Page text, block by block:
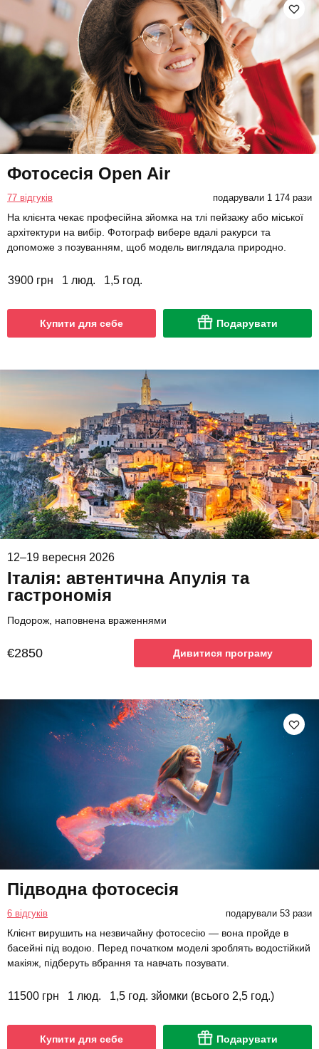
Фотосесія Open Air
77 відгуків подарували 1 174 рази
На клієнта чекає професійна зйомка на тлі пейзажу або міської
архітектури на вибір. Фотограф вибере вдалі ракурси та
допоможе з позуванням, щоб модель виглядала природно.
3900 грн 1 люд. 1,5 год.
Купити для себе Подарувати
12–19 вересня 2026
Італія: автентична Апулія та
гастрономія
Подорож, наповнена враженнями
€2850 Дивитися програму
Підводна фотосесія
6 відгуків подарували 53 рази
Клієнт вирушить на незвичайну фотосесію — вона пройде в
басейні під водою. Перед початком моделі зроблять водостійкий
макіяж, підберуть вбрання та навчать позувати.
11500 грн 1 люд. 1,5 год. зйомки (всього 2,5 год.)
Купити для себе Подарувати